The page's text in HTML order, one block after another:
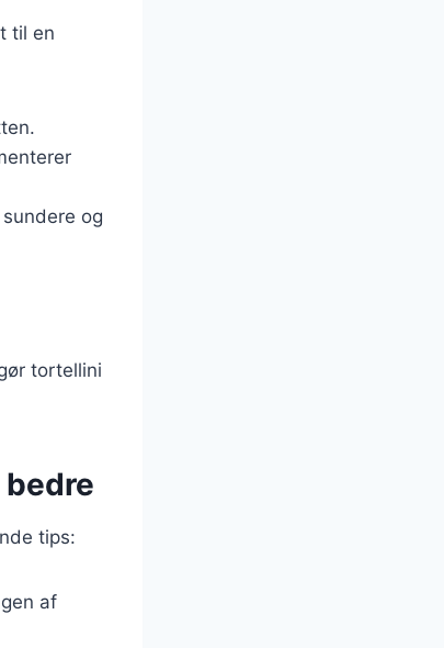
til en
og
tortellini
tips:
af